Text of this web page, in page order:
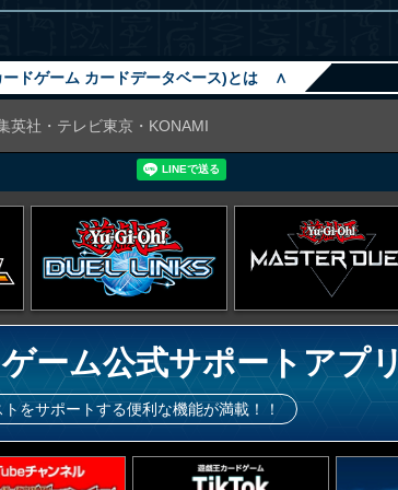
ドゲーム カードデータベース)とは ∧
英社・テレビ東京・KONAMI
ーム公式サポートアプリ
をサポートする便利な機能が満載！！